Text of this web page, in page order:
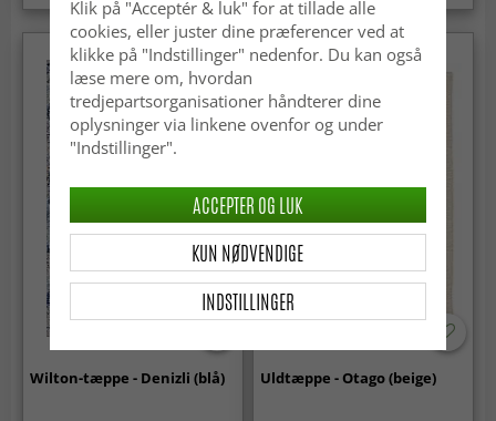
Wilton-tæppe - Denizli (blå) Uldtæppe - Otago (beige)
Klik på "Acceptér & luk" for at tillade alle
cookies, eller juster dine præferencer ved at
klikke på "Indstillinger" nedenfor. Du kan også
læse mere om, hvordan
tredjepartsorganisationer håndterer dine
oplysninger via linkene ovenfor og under
"Indstillinger".
INDSTILLINGER
KUN NØDVENDIGE
ACCEPTER OG LUK